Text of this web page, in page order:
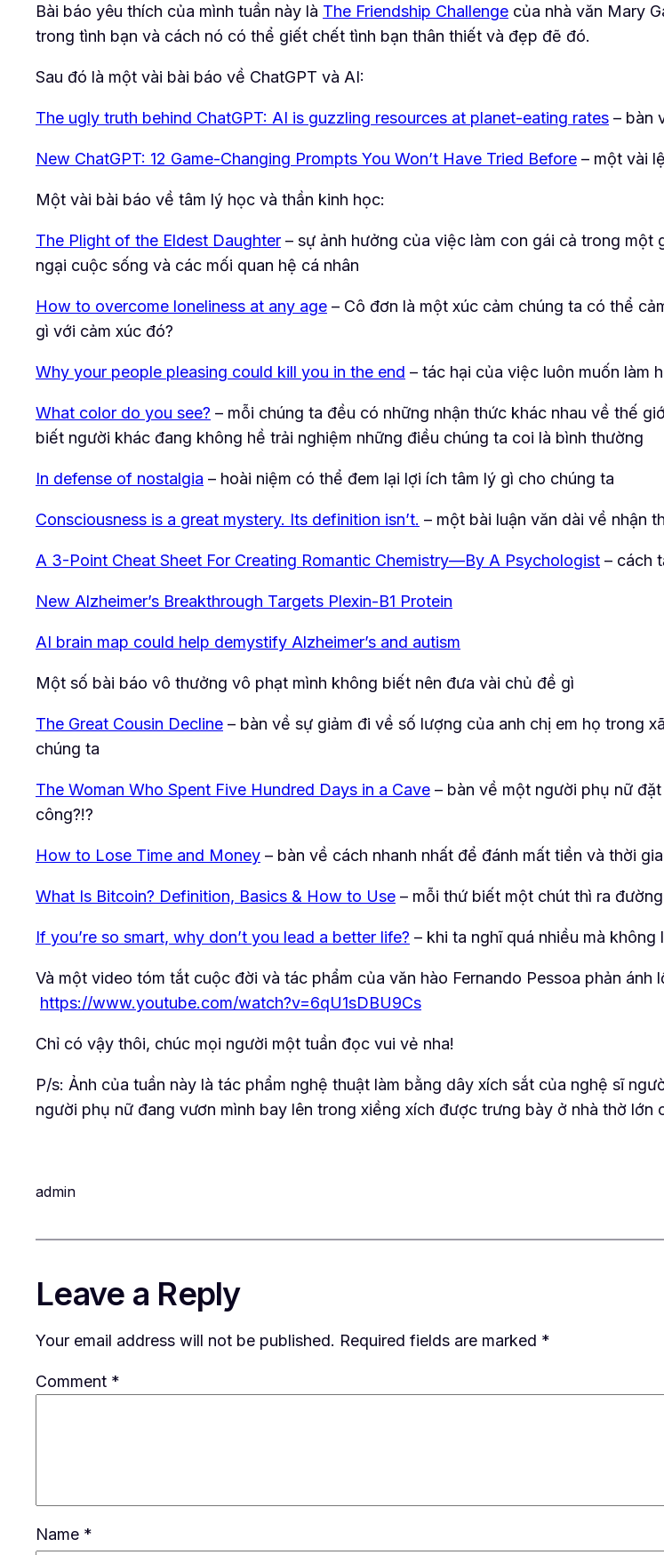
Bài báo yêu thích của mình tuần này là The Friendship Challenge của nhà văn Mary
trong tình bạn và cách nó có thể giết chết tình bạn thân thiết và đẹp đẽ đó.
Sau đó là một vài bài báo về ChatGPT và AI:
The ugly truth behind ChatGPT: AI is guzzling resources at planet-eating rates – bàn
New ChatGPT: 12 Game-Changing Prompts You Won’t Have Tried Before – một vài
Một vài bài báo về tâm lý học và thần kinh học:
The Plight of the Eldest Daughter – sự ảnh hưởng của việc làm con gái cả trong
ngại cuộc sống và các mối quan hệ cá nhân
How to overcome loneliness at any age – Cô đơn là một xúc cảm chúng ta có thể
gì với cảm xúc đó?
Why your people pleasing could kill you in the end – tác hại của việc luôn muốn làm
What color do you see? – mỗi chúng ta đều có những nhận thức khác nhau về thế
biết người khác đang không hề trải nghiệm những điều chúng ta coi là bình thường
In defense of nostalgia – hoài niệm có thể đem lại lợi ích tâm lý gì cho chúng ta
Consciousness is a great mystery. Its definition isn’t. – một bài luận văn dài về nhận
A 3-Point Cheat Sheet For Creating Romantic Chemistry—By A Psychologist – cách
New Alzheimer’s Breakthrough Targets Plexin-B1 Protein
AI brain map could help demystify Alzheimer’s and autism
Một số bài báo vô thưởng vô phạt mình không biết nên đưa vài chủ đề gì
The Great Cousin Decline – bàn về sự giảm đi về số lượng của anh chị em họ trong
chúng ta
The Woman Who Spent Five Hundred Days in a Cave – bàn về một người phụ nữ
công?!?
How to Lose Time and Money – bàn về cách nhanh nhất để đánh mất tiền và thời
What Is Bitcoin? Definition, Basics & How to Use – mỗi thứ biết một chút thì ra
If you’re so smart, why don’t you lead a better life? – khi ta nghĩ quá nhiều mà
Và một video tóm tắt cuộc đời và tác phẩm của văn hào Fernando Pessoa phản
https://www.youtube.com/watch?v=6qU1sDBU9Cs
Chỉ có vậy thôi, chúc mọi người một tuần đọc vui vẻ nha!
P/s: Ảnh của tuần này là tác phẩm nghệ thuật làm bằng dây xích sắt của nghệ sĩ
người phụ nữ đang vươn mình bay lên trong xiềng xích được trưng bày ở nhà thờ lớn
admin
Leave a Reply
Your email address will not be published. Required fields are marked *
Comment *
Name *